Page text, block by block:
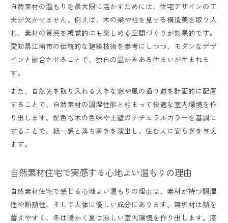
自然素材の温もりを最大限に活かすためには、住宅デザインの工
夫が欠かせません。例えば、木の梁や柱を見せる構造美を取り入
れ、素材の質感を視覚的にも楽しめる空間づくりが効果的です。
愛知県江南市の伝統的な建築技術を参考にしつつ、モダンなデザ
インと融合させることで、独自の温かみある住まいが生まれま
す。
また、自然光を取り入れる大きな窓や風の通り道を計画的に配置
することで、自然素材の調湿性能と相まって快適な室内環境を作
り出します。配色も木の色味や土壁のナチュラルカラーを基調に
することで、統一感と落ち着きを演出し、住む人に安らぎを与え
ます。
自然素材住宅で実感する心地よい温もりの理由
自然素材住宅で感じる心地よい温もりの理由は、素材が持つ調湿
性や断熱性、そして人体に優しい成分にあります。無垢材は熱を
蓄えやすく、冬は暖かく夏は涼しい室内環境を作り出します。漆